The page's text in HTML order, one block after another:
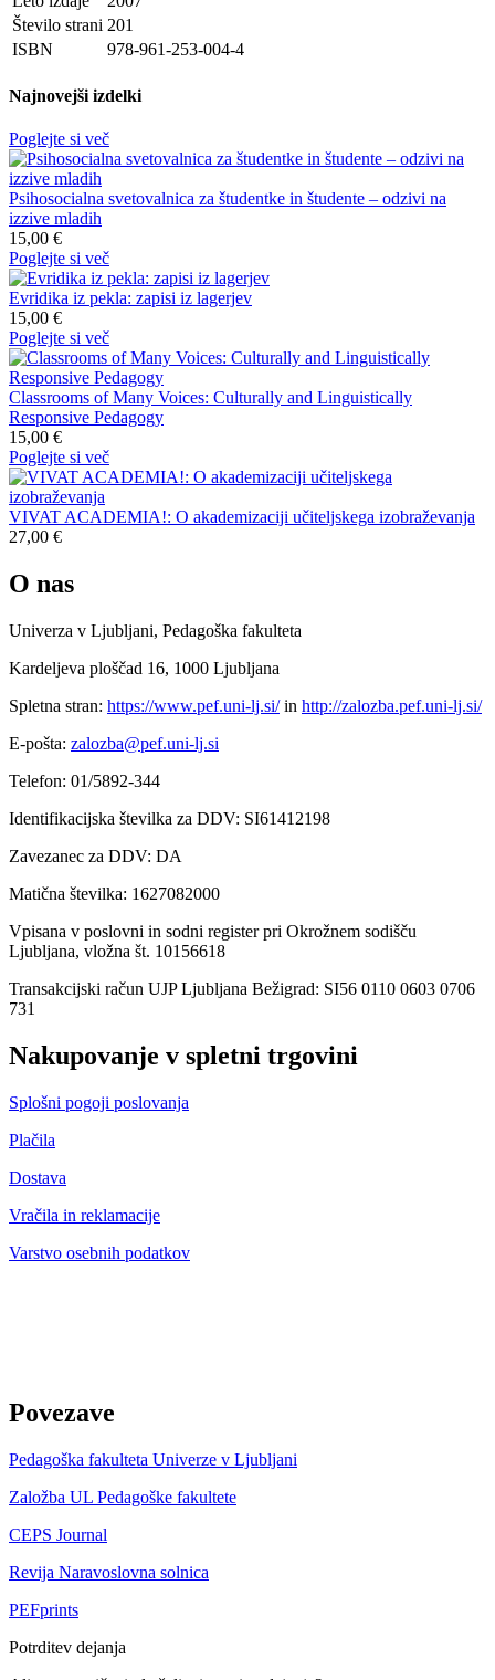
Število strani 201
ISBN
978-961-253-004-4
Najnovejši izdelki
Poglejte si več
Psihosocialna svetovalnica za študentke in študente – odzivi na
izzive mladih
15,00 €
Poglejte si več
Evridika iz pekla: zapisi iz lagerjev
15,00 €
Poglejte si več
Classrooms of Many Voices: Culturally and Linguistically
Responsive Pedagogy
15,00 €
Poglejte si več
VIVAT ACADEMIA!: O akademizaciji učiteljskega izobraževanja
27,00 €
O nas
Univerza v Ljubljani, Pedagoška fakulteta
Kardeljeva ploščad 16, 1000 Ljubljana
Spletna stran: https://www.pef.uni-lj.si/in http://zalozba.pef.uni-lj.si/
E-pošta: zalozba@pef.uni-lj.si
Telefon: 01/5892-344
Identifikacijska številka za DDV: SI61412198
Zavezanec za DDV: DA
Matična številka: 1627082000
Vpisana v poslovni in sodni register pri Okrožnem sodišču
Ljubljana, vložna št. 10156618
Transakcijski račun UJP Ljubljana Bežigrad: SI56 0110 0603 0706
731
Nakupovanje v spletni trgovini
Splošni pogoji poslovanja
Plačila
Dostava
Vračila in reklamacije
Varstvo osebnih podatkov
Povezave
Pedagoška fakulteta Univerze v Ljubljani
Založba UL Pedagoške fakultete
CEPS Journal
Revija Naravoslovna solnica
PEFprints
Potrditev dejanja